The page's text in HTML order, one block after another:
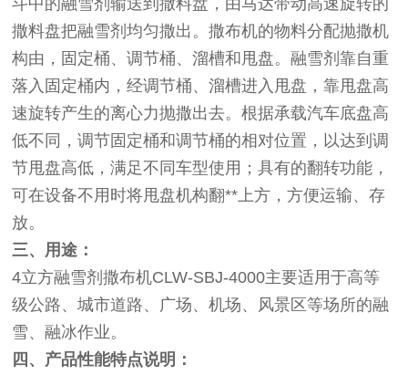
撒料盘把融雪剂均匀撒出。撒布机的物料分配抛撒机
构由，固定桶、调节桶、溜槽和甩盘。融雪剂靠自重
落入固定桶内，经调节桶、溜槽进入甩盘，靠甩盘高
速旋转产生的离心力抛撒出去。根据承载汽车底盘高
低不同，调节固定桶和调节桶的相对位置，以达到调
节甩盘高低，满足不同车型使用；具有的翻转功能，
可在设备不用时将甩盘机构翻**上方，方便运输、存
放。
三、用途：
4立方融雪剂撒布机CLW-SBJ-4000主要适用于高等
级公路、城市道路、广场、机场、风景区等场所的融
雪、融冰作业。
四、产品性能特点说明：